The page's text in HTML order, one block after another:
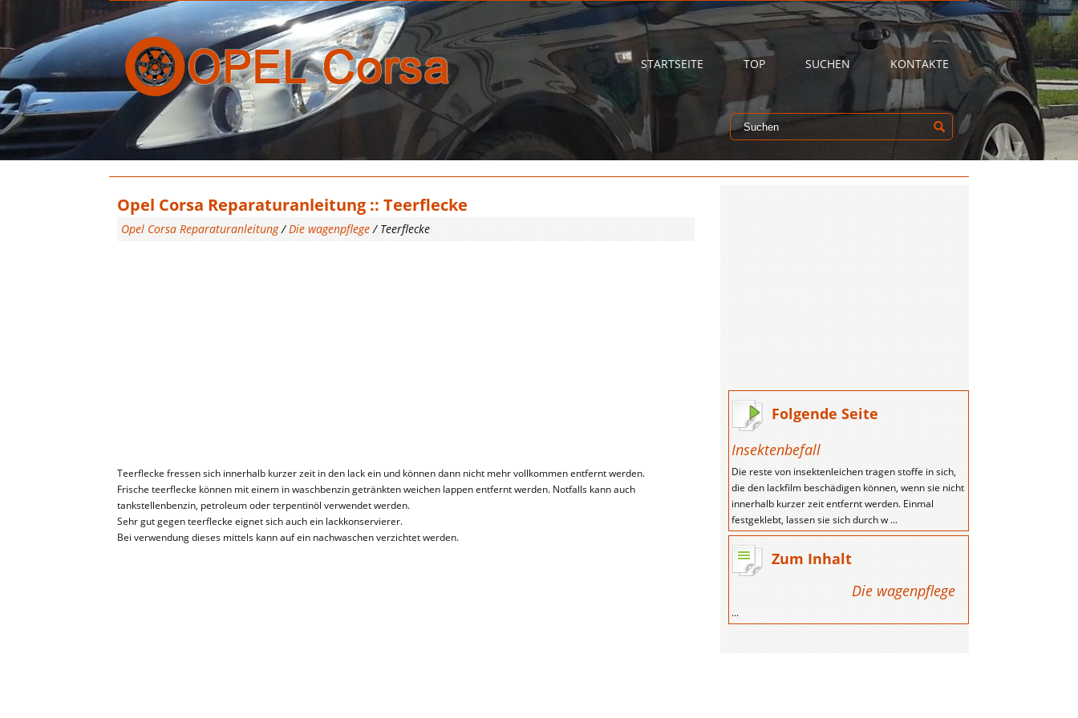
STARTSEITE TOP SUCHEN KONTAKTE
Opel Corsa Reparaturanleitung :: Teerflecke
Opel Corsa Reparaturanleitung/Die wagenpflege/ Teerflecke
Teerflecke fressen sich innerhalb kurzer zeit in den lack ein und können dann nicht mehr vollkommen entfernt werden.
Frische teerflecke können mit einem in waschbenzin getränkten weichen lappen entfernt werden. Notfalls kann auch
tankstellenbenzin, petroleum oder terpentinöl verwendet werden.
Sehr gut gegen teerflecke eignet sich auch ein lackkonservierer.
Bei verwendung dieses mittels kann auf ein nachwaschen verzichtet werden.
Folgende Seite
Insektenbefall
Die reste von insektenleichen tragen stoffe in sich,
die den lackfilm beschädigen können, wenn sie nicht
innerhalb kurzer zeit entfernt werden. Einmal
festgeklebt, lassen sie sich durch w ...
Zum Inhalt
Die wagenpflege
...